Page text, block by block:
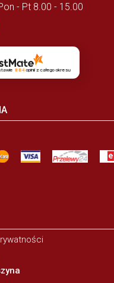
- Pt 8.00 - 15.00
884opiniiz całego okresu